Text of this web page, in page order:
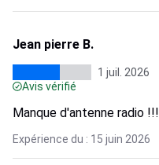
Jean pierre B.
1 juil. 2026
Avis vérifié
Manque d'antenne radio !!!
Expérience du : 15 juin 2026